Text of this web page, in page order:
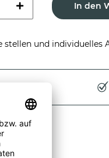
In den
stellen und individuelles